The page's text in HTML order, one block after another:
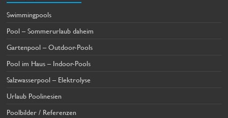
Swimmingpools
Pool – Sommerurlaub daheim
Gartenpool – Outdoor-Pools
Pool im Haus – Indoor-Pools
Salzwasserpool – Elektrolyse
Urlaub Poolinesien
Poolbilder / Referenzen